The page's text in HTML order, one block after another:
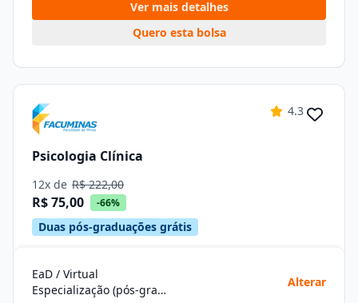
Ver mais detalhes
Quero esta bolsa
4.3
Psicologia Clínica
12x de R$ 222,00
R$ 75,00 -66%
Duas pós-graduações grátis
EaD / Virtual
Especialização (pós-graduação)
Alterar